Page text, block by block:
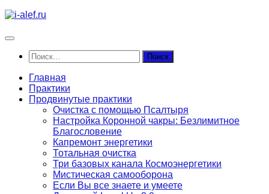
Перейти
содержимому
Найти:
Главная
Практики
Продвинутые практики
Очистка с помощью Псалтыря
Настройка Коронной чакры: Безлимитное
Благословение
Капремонт энергетики
Тотальная очистка
Три базовых канала Космоэнергетики
Мистическая самооборона
Если Вы все знаете и умеете